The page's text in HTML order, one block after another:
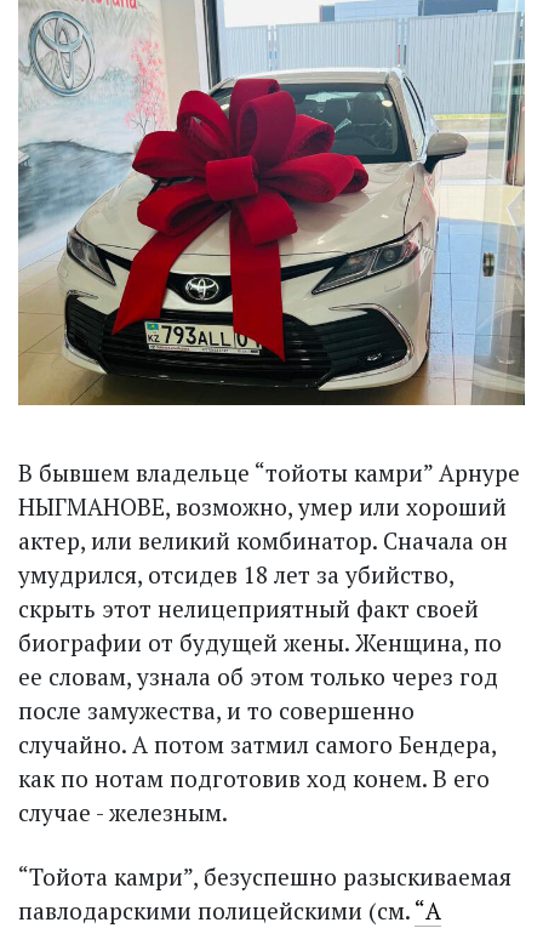
В бывшем владельце “тойоты кам­ри” Арнуре
НЫГМАНОВЕ, возможно, умер или хороший
актер, или великий комбинатор. Сначала он
умудрился, отсидев 18 лет за убийство,
скрыть этот нелицеприятный факт своей
биографии от будущей жены. Женщина, по
ее словам, узнала об этом только через год
после замужества, и то совершенно
случайно. А потом затмил самого Бендера,
как по нотам подготовив ход конем. В его
случае - железным.
“Тойота камри”, безуспешно разыскиваемая
павлодарскими полицейскими (см. “А